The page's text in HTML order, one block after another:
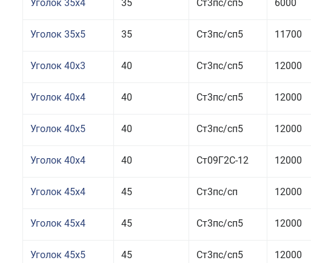
Уголок 35x4 35 Ст3пс/сп5 6000
Уголок 35x5 35 Ст3пс/сп5 11700
Уголок 40x3 40 Ст3пс/сп5 12000
Уголок 40x4 40 Ст3пс/сп5 12000
Уголок 40x5 40 Ст3пс/сп5 12000
Уголок 40x4 40 Ст09Г2С-12 12000
Уголок 45x4 45 Ст3пс/сп 12000
Уголок 45x4 45 Ст3пс/сп5 12000
Уголок 45x5 45 Ст3пс/сп5 12000